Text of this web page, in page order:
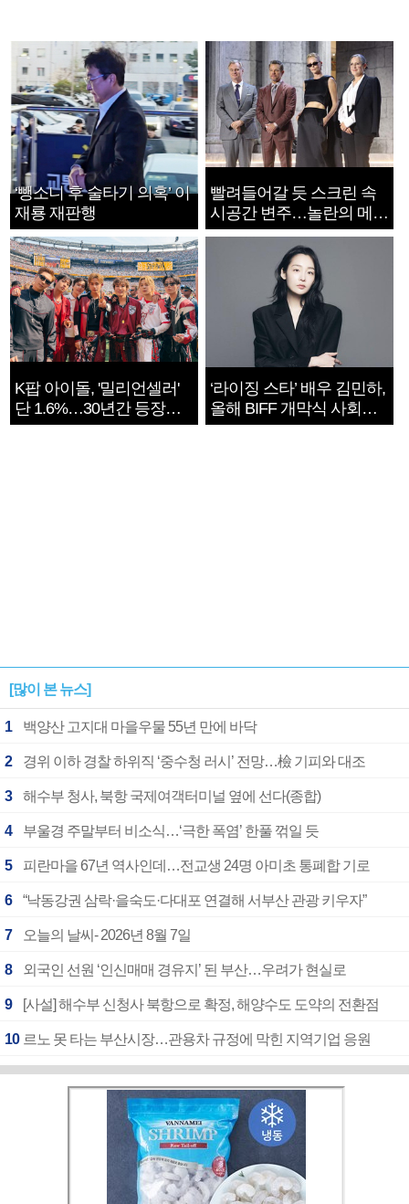
‘뺑소니 후 술타기 의혹’ 이
재룡 재판행
빨려들어갈 듯 스크린 속
시공간 변주…놀란의 메시
지는 ‘전쟁 속죄’
K팝 아이돌, '밀리언셀러'
단 1.6%…30년간 등장
1182개팀 전수조사
‘라이징 스타’ 배우 김민하,
올해 BIFF 개막식 사회자
확정
[많이 본 뉴스]
1 백양산 고지대 마을우물 55년 만에 바닥
2 경위 이하 경찰 하위직 ‘중수청 러시’ 전망…檢 기피와 대조
3 해수부 청사, 북항 국제여객터미널 옆에 선다(종합)
4 부울경 주말부터 비소식…‘극한 폭염’ 한풀 꺾일 듯
5 피란마을 67년 역사인데…전교생 24명 아미초 통폐합 기로
6 “낙동강권 삼락·을숙도·다대포 연결해 서부산 관광 키우자”
7 오늘의 날씨- 2026년 8월 7일
8 외국인 선원 ‘인신매매 경유지’ 된 부산…우려가 현실로
9 [사설] 해수부 신청사 북항으로 확정, 해양수도 도약의 전환점
10 르노 못 타는 부산시장…관용차 규정에 막힌 지역기업 응원